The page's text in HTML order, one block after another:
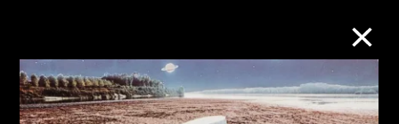
M+藏品